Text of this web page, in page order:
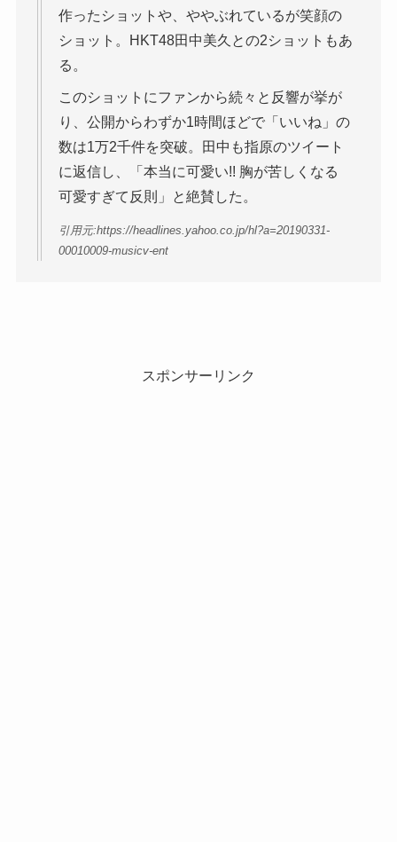
作ったショットや、ややぶれているが笑顔の
ショット。HKT48田中美久との2ショットもあ
る。
このショットにファンから続々と反響が挙が
り、公開からわずか1時間ほどで「いいね」の
数は1万2千件を突破。田中も指原のツイート
に返信し、「本当に可愛い!! 胸が苦しくなる
可愛すぎて反則」と絶賛した。
引用元:https://headlines.yahoo.co.jp/hl?a=20190331-
00010009-musicv-ent
スポンサーリンク